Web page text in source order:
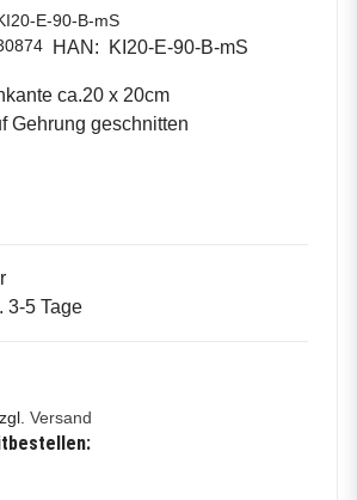
E-90-B-mS
HAN: KI20-E-90-B-mS
ca.20 x 20cm
Gehrung geschnitten
3-5 Tage
Versand